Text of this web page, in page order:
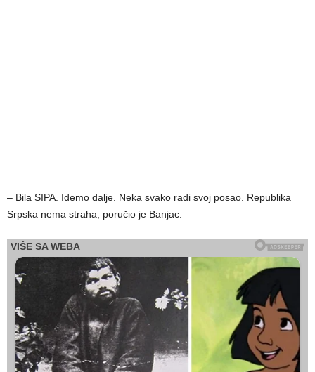
– Bila SIPA. Idemo dalje. Neka svako radi svoj posao. Republika
Srpska nema straha, poručio je Banjac.